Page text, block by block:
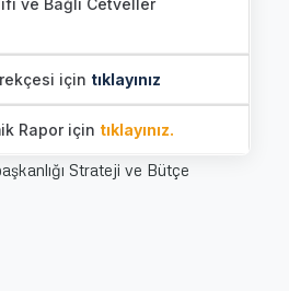
ve Bağlı Cetveller
için tıklayınız
Rapor için tıklayınız.
Strateji ve Bütçe